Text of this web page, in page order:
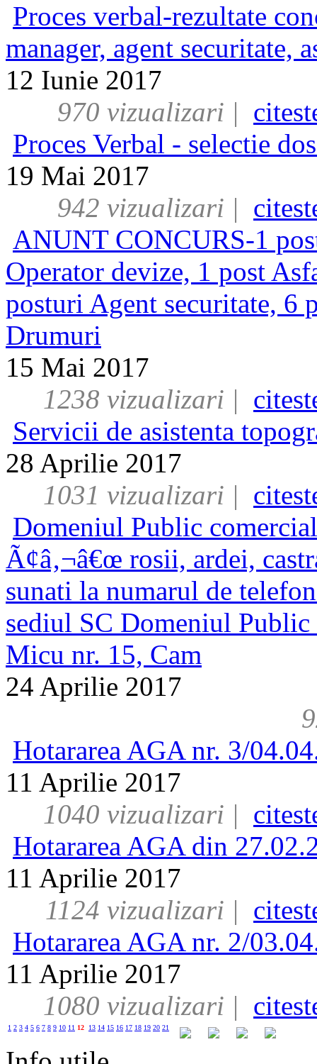
Proces verbal-rezultate
manager, agent securitate,
12 Iunie 2017
970 vizualizari |
Proces Verbal - selectie
19 Mai 2017
942 vizualizari |
ANUNT CONCURS-1
Operator devize, 1 post
posturi Agent securitate, 6
Drumuri
15 Mai 2017
1238 vizualizari |
Servicii de asistenta
28 Aprilie 2017
1031 vizualizari |
Domeniul Public
Ã¢â‚¬â€œ rosii, ardei,
sunati la numarul de
sediul SC Domeniul
Micu nr. 15, Cam
24 Aprilie 2017
Hotararea AGA nr. 3/
11 Aprilie 2017
1040 vizualizari |
Hotararea AGA din
11 Aprilie 2017
1124 vizualizari |
Hotararea AGA nr. 2/
11 Aprilie 2017
1080 vizualizari |
1 2 3 4 5 6 7 8 9 10 11 12 13 14 15 16 17 18 19 20 21